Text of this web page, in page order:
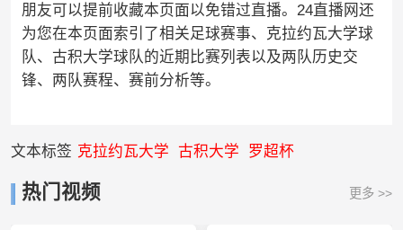
朋友可以提前收藏本页面以免错过直播。24直播网还
为您在本页面索引了相关足球赛事、克拉约瓦大学球
队、古积大学球队的近期比赛列表以及两队历史交
锋、两队赛程、赛前分析等。
文本标签 克拉约瓦大学 古积大学 罗超杯
热门视频 更多 >>